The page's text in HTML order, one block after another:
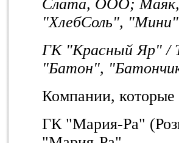
Слата, ООО;
"ХлебСоль", "Мини"
ГК "Красный Яр" /
"Батон",
Компании, которые
ГК "Мария-Ра"